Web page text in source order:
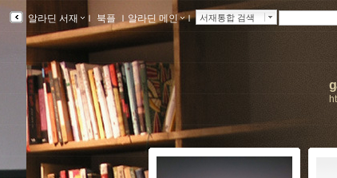
알라딘 서재 ｌ 북플 ｌ알라딘 메인 ｌ 서재통합 검색